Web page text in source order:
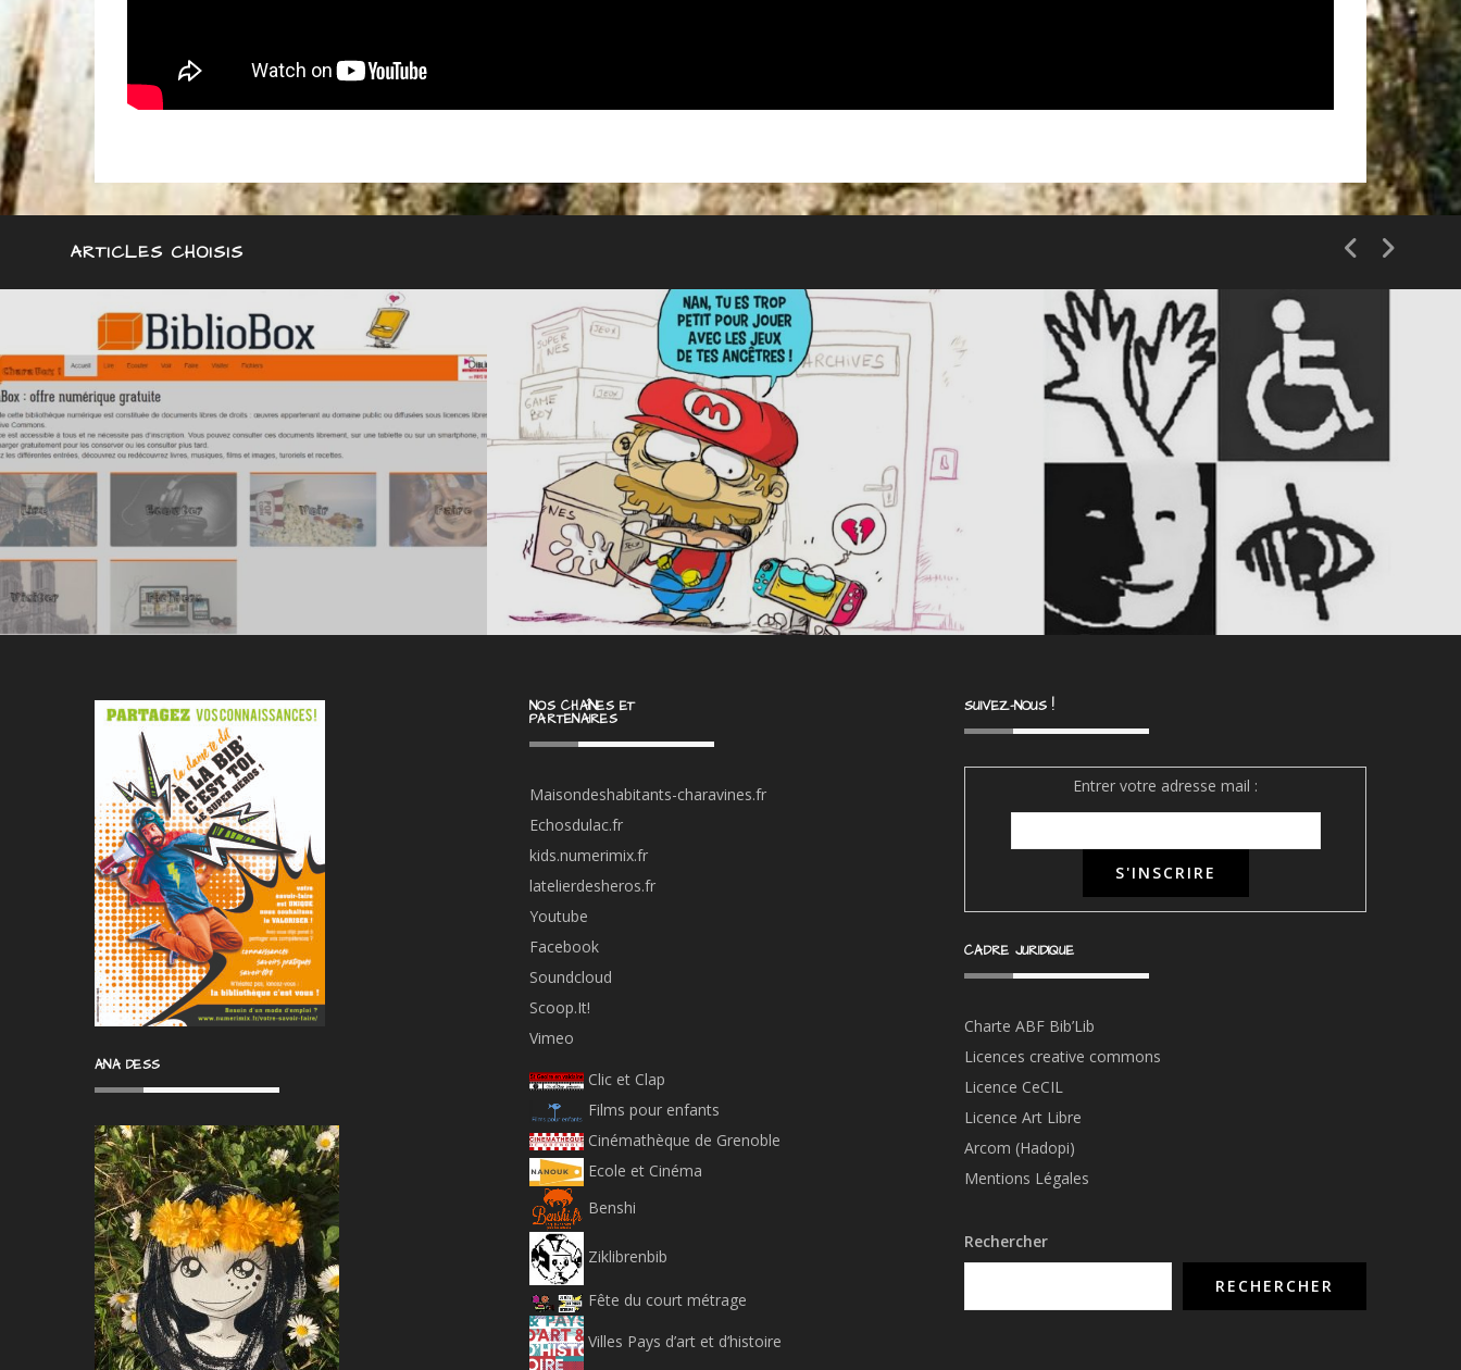
ARTICLES CHOISIS
ANA DESS
NOS CHAÎNES ET
PARTENAIRES
Maisondeshabitants-charavines.fr
Echosdulac.fr
kids.numerimix.fr
latelierdesheros.fr
Youtube
Facebook
Soundcloud
Scoop.It!
Vimeo
Clic et Clap
Films pour enfants
Cinémathèque de Grenoble
Ecole et Cinéma
Benshi
Ziklibrenbib
Fête du court métrage
Villes Pays d’art et d’histoire
SUIVEZ-NOUS !
Entrer votre adresse mail :
CADRE JURIDIQUE
Charte ABF Bib’Lib
Licences creative commons
Licence CeCIL
Licence Art Libre
Arcom (Hadopi)
Mentions Légales
Rechercher
RECHERCHER